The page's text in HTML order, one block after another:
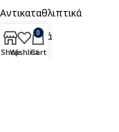
Αντικαταθλιπτικά
Αναλγητικά
ShopWishlist
0
Cart